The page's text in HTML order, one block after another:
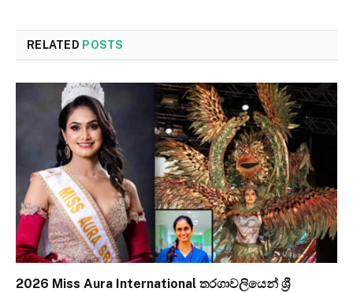
RELATED POSTS
2026 Miss Aura International තරගාවලියෙන් ශ්‍රී